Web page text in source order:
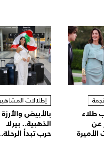
طلاء
عن
الأميرة
إطلالات
بالأبيض والأرزة
الذهبية.. بيرلا
حرب تبدأ